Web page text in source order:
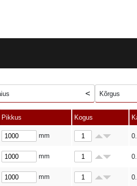
Kõrgus
Pikkus Kogus
mm
mm
mm